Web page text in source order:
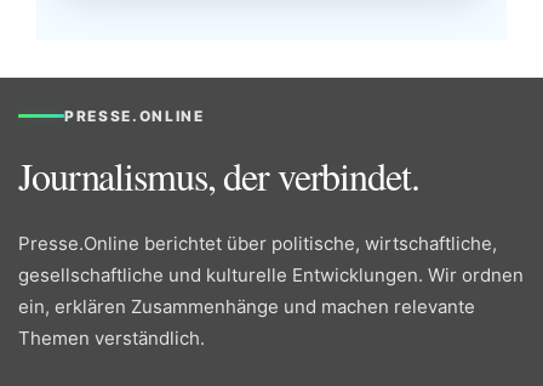
PRESSE.ONLINE
Journalismus, der verbindet.
Presse.Online berichtet über politische, wirtschaftliche,
gesellschaftliche und kulturelle Entwicklungen. Wir ordnen
ein, erklären Zusammenhänge und machen relevante
Themen verständlich.